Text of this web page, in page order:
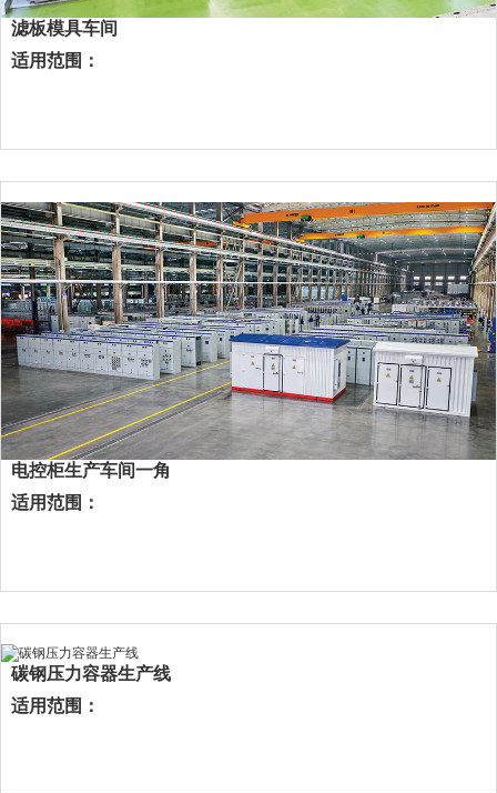
滤板模具车间
适用范围：
电控柜生产车间一角
适用范围：
碳钢压力容器生产线
适用范围：